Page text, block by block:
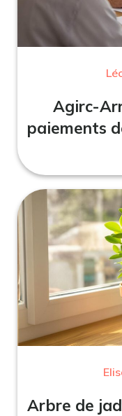
Agirc-
paiements
Arbre de